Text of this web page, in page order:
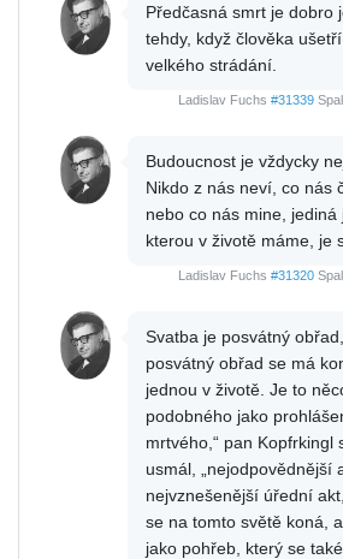
Předčasná smrt je dobro
tehdy, když člověka ušetří
velkého strádání.
Ladislav Fuchs #31339
Budoucnost je vždycky
Nikdo z nás neví, co nás
nebo co nás mine, jediná
kterou v životě máme, je
Ladislav Fuchs #31320
Svatba je posvátný
posvátný obřad se má
jednou v životě. Je to
podobného jako
mrtvého,“ pan Kopfrkingl
usmál, „nejodpovědnější
nejvznešenější úřední
se na tomto světě koná,
jako pohřeb, který se